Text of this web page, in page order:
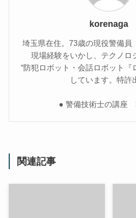
korenaga
埼玉県在住。73歳の現役警備員
現場経験をいかし、テクノロ
“防犯ロボット・会話ロボット『
しています。特許
● 警備技術士の講座
関連記事